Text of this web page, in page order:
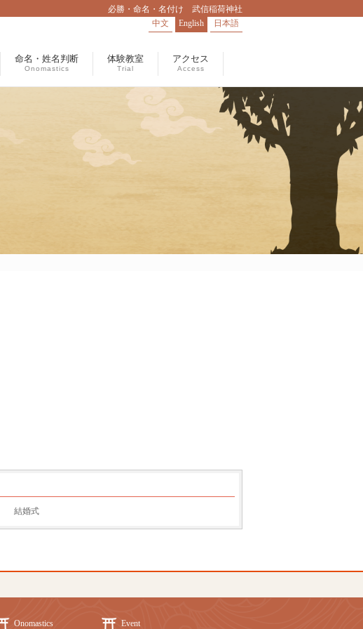
必勝・命名・名付け 武信稲荷神社
日本語
English
中文
命名・姓名判断
Onomastics
体験教室
Trial
アクセス
Access
結婚式
Onomastics Event